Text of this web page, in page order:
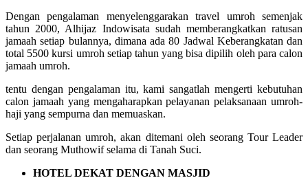
Dengan pengalaman menyelenggarakan travel umroh semenjak
tahun 2000, Alhijaz Indowisata sudah memberangkatkan ratusan
jamaah setiap bulannya, dimana ada 80 Jadwal Keberangkatan dan
total 5500 kursi umroh setiap tahun yang bisa dipilih oleh para calon
jamaah umroh.
tentu dengan pengalaman itu, kami sangatlah mengerti kebutuhan
calon jamaah yang mengaharapkan pelayanan pelaksanaan umroh-
haji yang sempurna dan memuaskan.
Setiap perjalanan umroh, akan ditemani oleh seorang Tour Leader
dan seorang Muthowif selama di Tanah Suci.
HOTEL DEKAT DENGAN MASJID